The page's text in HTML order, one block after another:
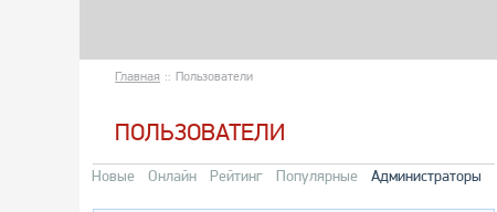
Главная :: Пользователи
ПОЛЬЗОВАТЕЛИ
Новые Онлайн Рейтинг Популярные Администраторы